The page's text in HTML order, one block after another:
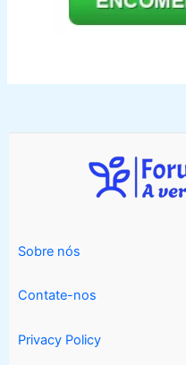
Sobre nós
Contate-nos
Privacy Policy